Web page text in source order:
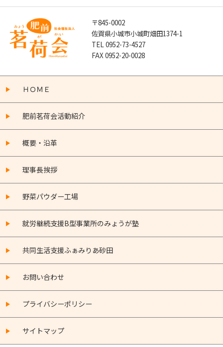
〒845-0002
佐賀県小城市小城町畑田1374-1
TEL 0952-73-4527
FAX 0952-20-0028
ＨＯＭＥ
肥前茗荷会活動紹介
概要・沿革
理事長挨拶
野菜パウダー工場
就労継続支援B型事業所のみょうが塾
共同生活支援ふぁみりあ砂田
お問い合わせ
プライバシーポリシー
サイトマップ